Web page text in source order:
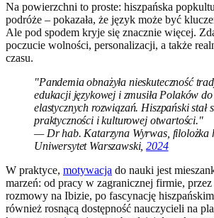
Na powierzchni to proste: hiszpańska
podróże – pokazała, że język może być
Ale pod spodem kryje się znacznie więcej.
poczucie wolności, personalizacji, a także
czasu.
"Pandemia obnażyła nieskuteczność
edukacji językowej i zmusiła Polaków
elastycznych rozwiązań. Hiszpański stał
praktyczności i kulturowej otwartości."
— Dr hab. Katarzyna Wyrwas, filolożka
Uniwersytet Warszawski,2024
W praktyce, motywacja do nauki jest
marzeń: od pracy w zagranicznej firmie,
rozmowy na Ibizie, po fascynację
również rosnącą dostępność nauczycieli na